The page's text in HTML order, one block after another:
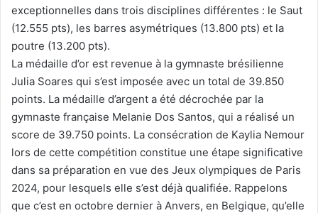
exceptionnelles dans trois disciplines différentes : le Saut
(12.555 pts), les barres asymétriques (13.800 pts) et la
poutre (13.200 pts).
La médaille d’or est revenue à la gymnaste brésilienne
Julia Soares qui s’est imposée avec un total de 39.850
points. La médaille d’argent a été décrochée par la
gymnaste française Melanie Dos Santos, qui a réalisé un
score de 39.750 points. La consécration de Kaylia Nemour
lors de cette compétition constitue une étape significative
dans sa préparation en vue des Jeux olympiques de Paris
2024, pour lesquels elle s’est déjà qualifiée. Rappelons
que c’est en octobre dernier à Anvers, en Belgique, qu’elle